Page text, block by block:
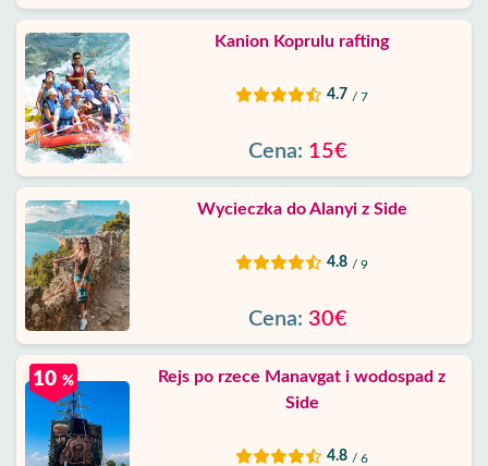
Kanion Koprulu rafting
4.7 / 7
Cena: 15€
Wycieczka do Alanyi z Side
4.8 / 9
Cena: 30€
10 %
Rejs po rzece Manavgat i wodospad z
Side
4.8 / 6